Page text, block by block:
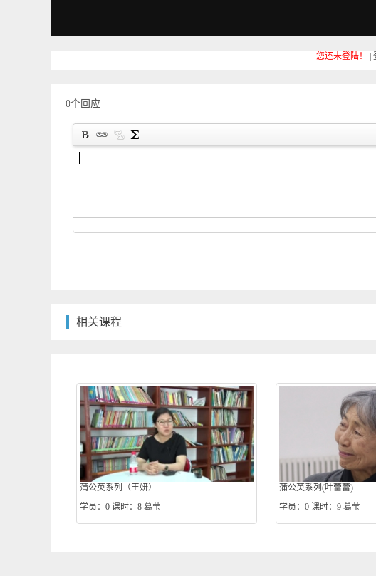
您还未登陆！
0个回应
相关课程
蒲公英系列（王妍）
学员：0 课时：8 葛莹
蒲公英系列(叶蕾蕾)
学员：0 课时：9 葛莹